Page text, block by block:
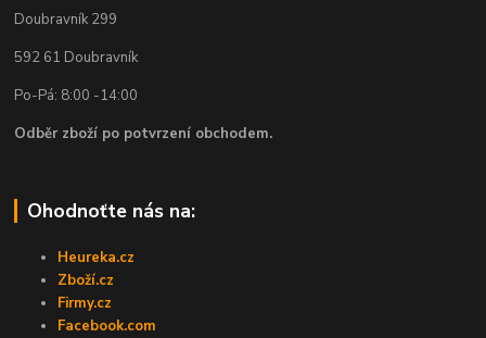
Doubravník 299
592 61 Doubravník
Po-Pá: 8:00 -14:00
Odběr zboží po potvrzení obchodem.
Ohodnoťte nás na:
Heureka.cz
Zboží.cz
Firmy.cz
Facebook.com